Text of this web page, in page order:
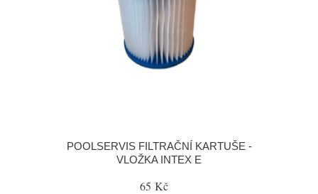
POOLSERVIS FILTRAČNÍ KARTUŠE -
VLOŽKA INTEX E
65 Kč